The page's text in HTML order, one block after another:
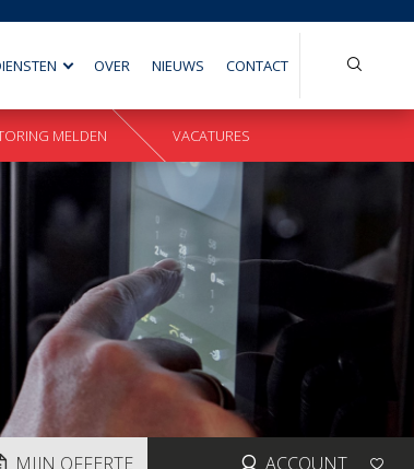
OVER NIEUWS CONTACT
Search
MELDEN VACATURES
MIJN OFFERTE ACCOUNT